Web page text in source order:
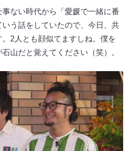
ない時代から「愛媛で一緒に番
う話をしていたので、今日、共
2人とも顔似てますしね。僕を
山だと覚えてください（笑）。